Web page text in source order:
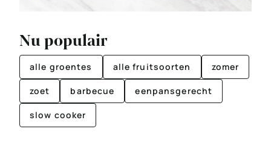
Nu populair
alle groentes alle fruitsoorten zomer
zoet barbecue eenpansgerecht
slow cooker